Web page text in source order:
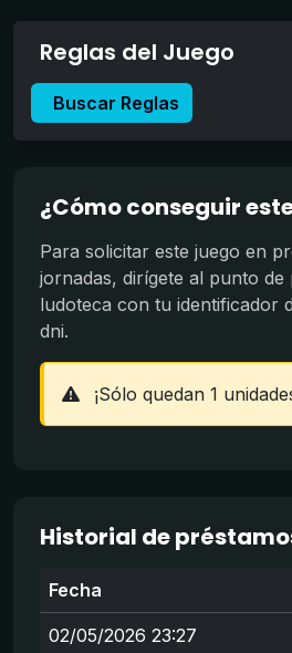
Reglas del Juego
Buscar Reglas
¿Cómo conseguir
Para solicitar este juego en
jornadas, dirígete al punto de
ludoteca con tu identificador
dni.
¡Sólo quedan 1
Historial de
Fecha
02/05/2026 23:27